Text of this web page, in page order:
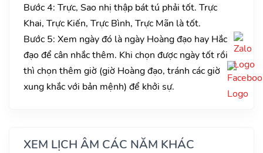
Bước 4: Trực, Sao nhị thập bát tú phải tốt. Trực
Khai, Trực Kiến, Trực Bình, Trực Mãn là tốt.
Bước 5: Xem ngày đó là ngày Hoàng đạo hay Hắc
đạo để cân nhắc thêm. Khi chọn được ngày tốt rồi
thì chọn thêm giờ (giờ Hoàng đạo, tránh các giờ
xung khắc với bản mệnh) để khởi sự.
XEM LỊCH ÂM CÁC NĂM KHÁC